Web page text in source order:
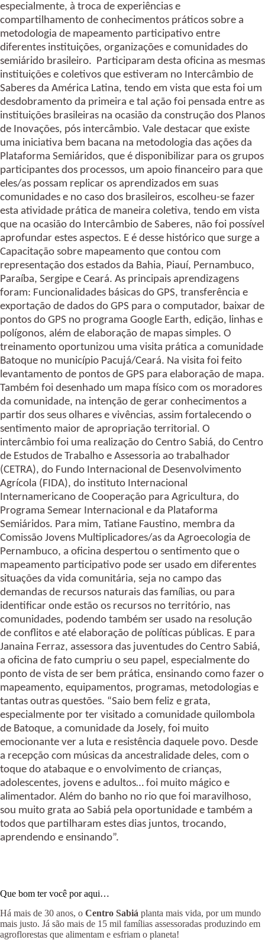
especialmente, à troca de experiências e
compartilhamento de conhecimentos práticos sobre a
metodologia de mapeamento participativo entre
diferentes instituições, organizações e comunidades do
semiárido brasileiro.  Participaram desta oficina as mesmas
instituições e coletivos que estiveram no Intercâmbio de
Saberes da América Latina, tendo em vista que esta foi um
desdobramento da primeira e tal ação foi pensada entre as
instituições brasileiras na ocasião da construção dos Planos
de Inovações, pós intercâmbio. Vale destacar que existe
uma iniciativa bem bacana na metodologia das ações da
Plataforma Semiáridos, que é disponibilizar para os grupos
participantes dos processos, um apoio financeiro para que
eles/as possam replicar os aprendizados em suas
comunidades e no caso dos brasileiros, escolheu-se fazer
esta atividade prática de maneira coletiva, tendo em vista
que na ocasião do Intercâmbio de Saberes, não foi possível
aprofundar estes aspectos. E é desse histórico que surge a
Capacitação sobre mapeamento que contou com
representação dos estados da Bahia, Piauí, Pernambuco,
Paraíba, Sergipe e Ceará. As principais aprendizagens
foram: Funcionalidades básicas do GPS, transferência e
exportação de dados do GPS para o computador, baixar de
pontos do GPS no programa Google Earth, edição, linhas e
polígonos, além de elaboração de mapas simples. O
treinamento oportunizou uma visita prática a comunidade
Batoque no município Pacujá/Ceará. Na visita foi feito
levantamento de pontos de GPS para elaboração de mapa.
Também foi desenhado um mapa físico com os moradores
da comunidade, na intenção de gerar conhecimentos a
partir dos seus olhares e vivências, assim fortalecendo o
sentimento maior de apropriação territorial. O
intercâmbio foi uma realização do Centro Sabiá, do Centro
de Estudos de Trabalho e Assessoria ao trabalhador
(CETRA), do Fundo Internacional de Desenvolvimento
Agrícola (FIDA), do instituto Internacional
Internamericano de Cooperação para Agricultura, do
Programa Semear Internacional e da Plataforma
Semiáridos. Para mim, Tatiane Faustino, membra da
Comissão Jovens Multiplicadores/as da Agroecologia de
Pernambuco, a oficina despertou o sentimento que o
mapeamento participativo pode ser usado em diferentes
situações da vida comunitária, seja no campo das
demandas de recursos naturais das famílias, ou para
identificar onde estão os recursos no território, nas
comunidades, podendo também ser usado na resolução
de conflitos e até elaboração de políticas públicas. E para
Janaina Ferraz, assessora das juventudes do Centro Sabiá,
a oficina de fato cumpriu o seu papel, especialmente do
ponto de vista de ser bem prática, ensinando como fazer o
mapeamento, equipamentos, programas, metodologias e
tantas outras questões. “Saio bem feliz e grata,
especialmente por ter visitado a comunidade quilombola
de Batoque, a comunidade da Josely, foi muito
emocionante ver a luta e resistência daquele povo. Desde
a recepção com músicas da ancestralidade deles, com o
toque do atabaque e o envolvimento de crianças,
adolescentes, jovens e adultos… foi muito mágico e
alimentador. Além do banho no rio que foi maravilhoso,
sou muito grata ao Sabiá pela oportunidade e também a
todos que partilharam estes dias juntos, trocando,
aprendendo e ensinando”.
Que bom ter você por aqui…
Há mais de 30 anos, o Centro Sabiá planta mais vida, por um mundo
mais justo. Já são mais de 15 mil famílias assessoradas produzindo em
agroflorestas que alimentam e esfriam o planeta!